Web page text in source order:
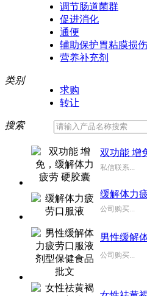
调节肠道菌群
促进消化
通便
辅助保护胃粘膜损伤
营养补充剂
类别
求购
转让
搜索
双功能 增
私信联系...
缓解体力
公司购买...
男性缓解
公司购买...